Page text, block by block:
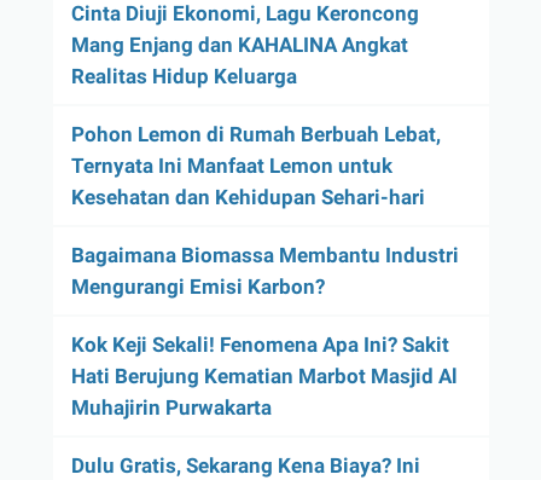
Cinta Diuji Ekonomi, Lagu Keroncong
Mang Enjang dan KAHALINA Angkat
Realitas Hidup Keluarga
Pohon Lemon di Rumah Berbuah Lebat,
Ternyata Ini Manfaat Lemon untuk
Kesehatan dan Kehidupan Sehari-hari
Bagaimana Biomassa Membantu Industri
Mengurangi Emisi Karbon?
Kok Keji Sekali! Fenomena Apa Ini? Sakit
Hati Berujung Kematian Marbot Masjid Al
Muhajirin Purwakarta
Dulu Gratis, Sekarang Kena Biaya? Ini